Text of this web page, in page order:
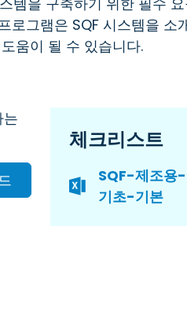
로그램은 SQF 시스템을 소
움이 될 수 있습니다.
체크리스트
SQF-제조용
기초-기본